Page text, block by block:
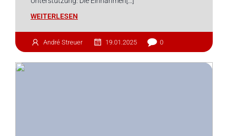
WEITERLESEN
André Streuer 19.01.2025 0